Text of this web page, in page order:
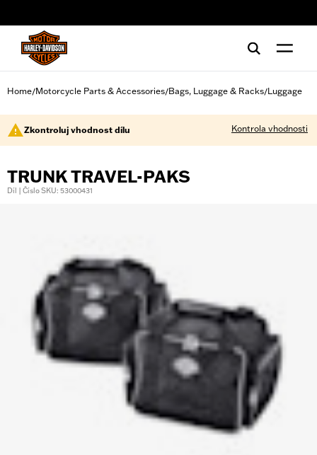
Home/Motorcycle Parts & Accessories/Bags, Luggage & Racks/Luggage
Zkontroluj vhodnost dílu Kontrola vhodnosti
TRUNK TRAVEL-PAKS
Díl | Číslo SKU: 53000431